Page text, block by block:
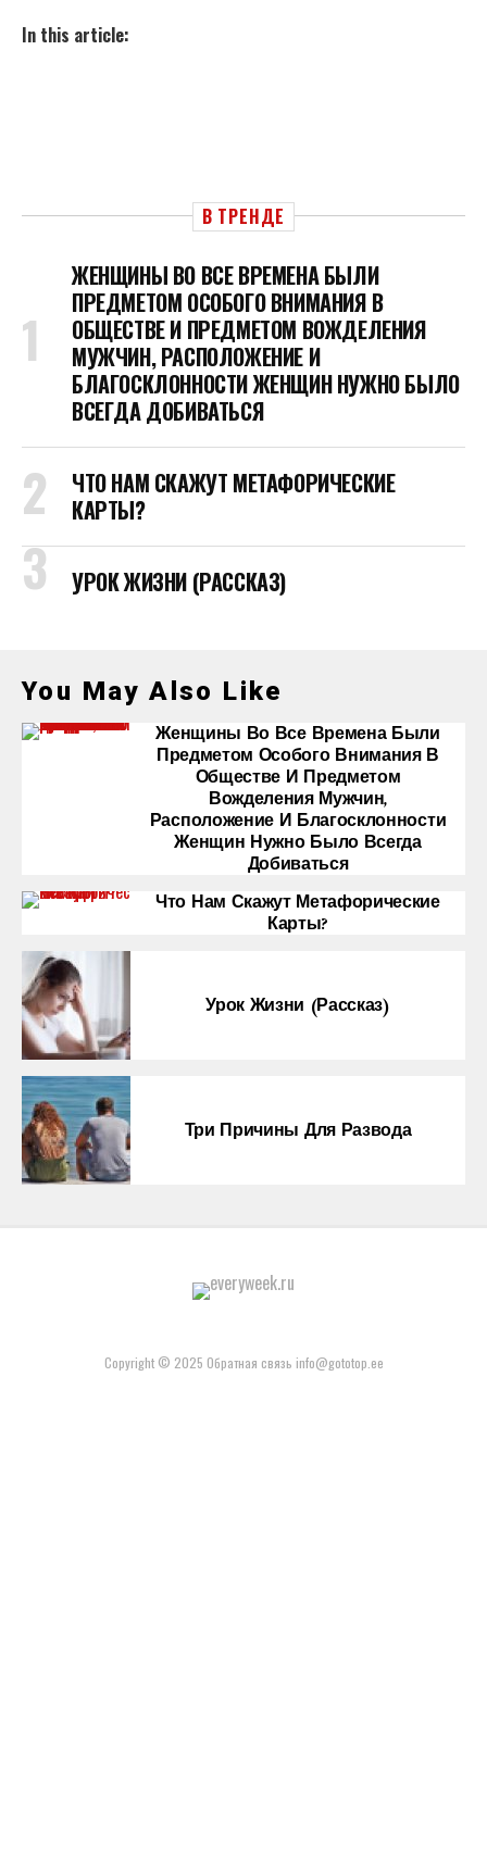
In this article:
В ТРЕНДЕ
ЖЕНЩИНЫ ВО ВСЕ ВРЕМЕНА БЫЛИ
ПРЕДМЕТОМ ОСОБОГО ВНИМАНИЯ В
ОБЩЕСТВЕ И ПРЕДМЕТОМ ВОЖДЕЛЕНИЯ
МУЖЧИН, РАСПОЛОЖЕНИЕ И
БЛАГОСКЛОННОСТИ ЖЕНЩИН НУЖНО БЫЛО
ВСЕГДА ДОБИВАТЬСЯ
ЧТО НАМ СКАЖУТ МЕТАФОРИЧЕСКИЕ
КАРТЫ?
УРОК ЖИЗНИ (РАССКАЗ)
You May Also Like
Женщины Во Все Времена Были
Предметом Особого Внимания В
Обществе И Предметом
Вожделения Мужчин,
Расположение И Благосклонности
Женщин Нужно Было Всегда
Добиваться
Что Нам Скажут Метафорические
Карты?
Урок Жизни (рассказ)
Три Причины Для Развода
Copyright © 2025 Обратная связь info@gototop.ee